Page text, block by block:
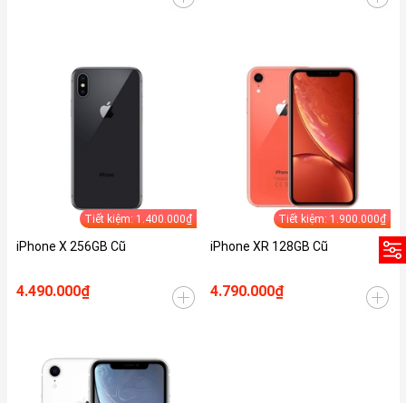
Tiết kiệm: 1.400.000₫
iPhone X 256GB Cũ
4.490.000₫
Tiết kiệm: 1.900.000₫
iPhone XR 128GB Cũ
4.790.000₫